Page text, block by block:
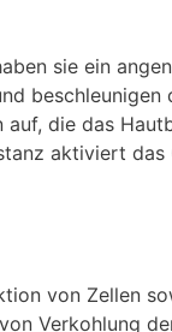
sie ein
beschleunigen
auf, die das
aktiviert das
von Zellen
Verkohlung